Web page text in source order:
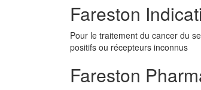
Fareston
Pour le traitement du cancer du
positifs ou récepteurs inconnus
Fareston